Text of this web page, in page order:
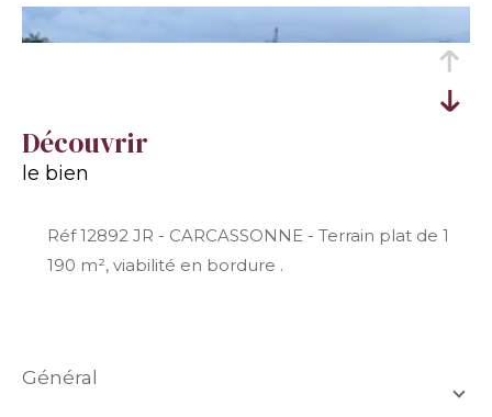
découvrir
le bien
Réf 12892 JR - CARCASSONNE - Terrain plat de 1
190 m², viabilité en bordure .
général